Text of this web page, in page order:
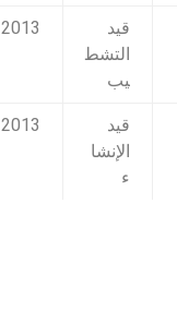
قيد
التشط
يب
2013
قيد
الإنشا
ء
2013